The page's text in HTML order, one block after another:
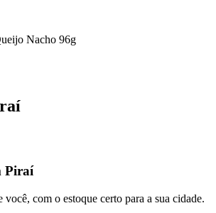
Nacho 96g
Piraí
você, com o estoque certo para a sua cidade.